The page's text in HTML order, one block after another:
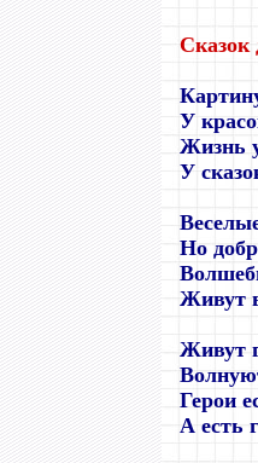
Сказок
У
Жизнь
У
Но
Живут
Живут
Герои
А есть